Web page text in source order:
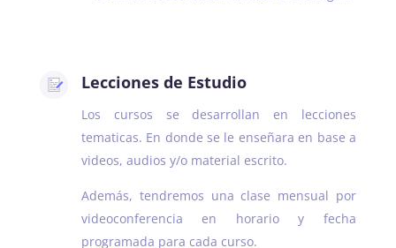
Lecciones de Estudio
Los cursos se desarrollan en lecciones
tematicas. En donde se le enseñara en base a
videos, audios y/o material escrito.
Además, tendremos una clase mensual por
videoconferencia en horario y fecha
programada para cada curso.